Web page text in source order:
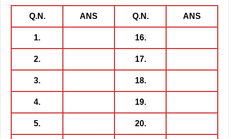
Q.N. ANS Q.N. ANS
1. 16.
2. 17.
3. 18.
4. 19.
5. 20.